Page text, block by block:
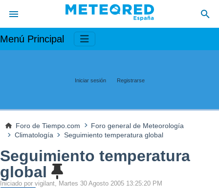
Menú Principal
Iniciar sesión Registrarse
Foro de Tiempo.com
Foro general de Meteorología
Climatología
Seguimiento temperatura global
Seguimiento temperatura
global
Iniciado por vigilant, Martes 30 Agosto 2005 13:25:20 PM